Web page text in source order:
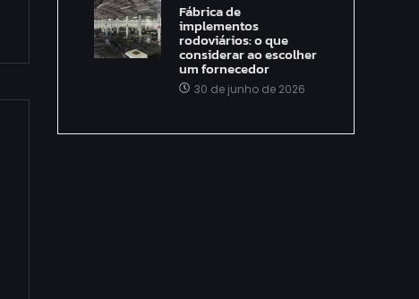
Fábrica de
implementos
rodoviários: o que
considerar ao escolher
um fornecedor
30 de junho de 2026